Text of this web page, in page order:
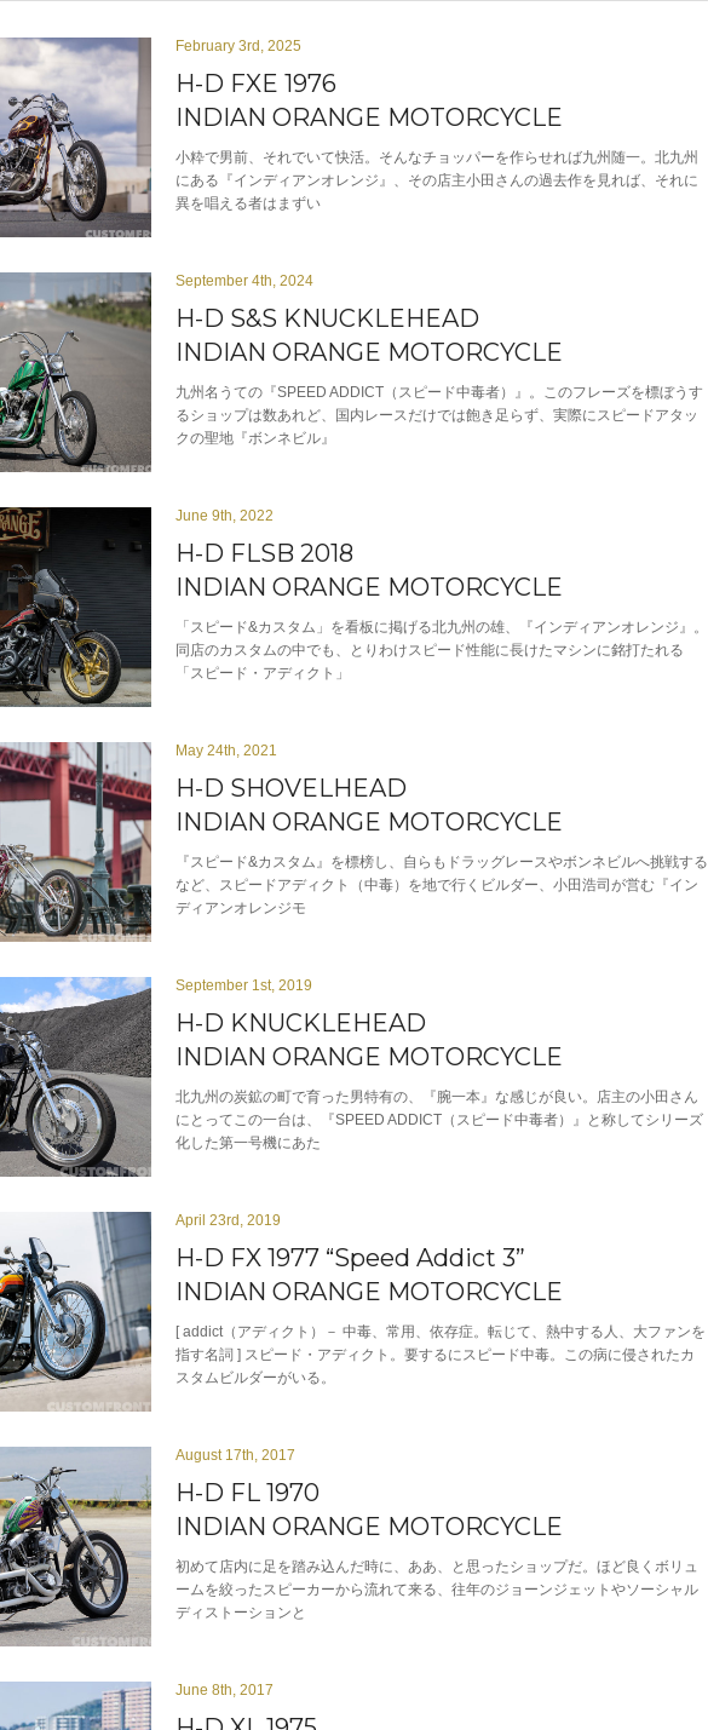
February 3rd, 2025
H-D FXE 1976
INDIAN ORANGE MOTORCYCLE
小粋で男前、それでいて快活。そんなチョッパーを作らせれば九州随一。北九州
にある『インディアンオレンジ』、その店主小田さんの過去作を見れば、それに
異を唱える者はまずい
September 4th, 2024
H-D S&S KNUCKLEHEAD
INDIAN ORANGE MOTORCYCLE
九州名うての『SPEED ADDICT（スピード中毒者）』。このフレーズを標ぼうす
るショップは数あれど、国内レースだけでは飽き足らず、実際にスピードアタッ
クの聖地『ボンネビル』
June 9th, 2022
H-D FLSB 2018
INDIAN ORANGE MOTORCYCLE
「スピード&カスタム」を看板に掲げる北九州の雄、『インディアンオレンジ』。
同店のカスタムの中でも、とりわけスピード性能に長けたマシンに銘打たれる
「スピード・アディクト」
May 24th, 2021
H-D SHOVELHEAD
INDIAN ORANGE MOTORCYCLE
『スピード&カスタム』を標榜し、自らもドラッグレースやボンネビルへ挑戦する
など、スピードアディクト（中毒）を地で行くビルダー、小田浩司が営む『イン
ディアンオレンジモ
September 1st, 2019
H-D KNUCKLEHEAD
INDIAN ORANGE MOTORCYCLE
北九州の炭鉱の町で育った男特有の、『腕一本』な感じが良い。店主の小田さん
にとってこの一台は、『SPEED ADDICT（スピード中毒者）』と称してシリーズ
化した第一号機にあた
April 23rd, 2019
H-D FX 1977 “Speed Addict 3”
INDIAN ORANGE MOTORCYCLE
[ addict（アディクト）－ 中毒、常用、依存症。転じて、熱中する人、大ファンを
指す名詞 ] スピード・アディクト。要するにスピード中毒。この病に侵されたカ
スタムビルダーがいる。
August 17th, 2017
H-D FL 1970
INDIAN ORANGE MOTORCYCLE
初めて店内に足を踏み込んだ時に、ああ、と思ったショップだ。ほど良くボリュ
ームを絞ったスピーカーから流れて来る、往年のジョーンジェットやソーシャル
ディストーションと
June 8th, 2017